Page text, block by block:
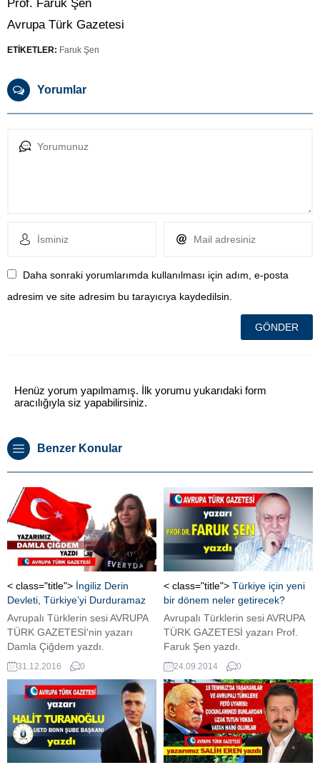
Prof. Faruk Şen
Avrupa Türk Gazetesi
ETİKETLER: Faruk Şen
Yorumlar
Daha sonraki yorumlarımda kullanılması için adım, e-posta
adresim ve site adresim bu tarayıcıya kaydedilsin.
Henüz yorum yapılmamış. İlk yorumu yukarıdaki form
aracılığıyla siz yapabilirsiniz.
Benzer Konular
< class="title"> İngiliz Derin
Devleti, Türkiye’yi Durduramaz
Avrupalı Türklerin sesi AVRUPA
TÜRK GAZETESİ'nin yazarı
Damla Çiğdem yazdı.
31.12.2016 0
< class="title"> Türkiye için yeni
bir dönem neler getirecek?
Avrupalı Türklerin sesi AVRUPA
TÜRK GAZETESİ yazarı Prof.
Faruk Şen yazdı.
24.09.2014 0